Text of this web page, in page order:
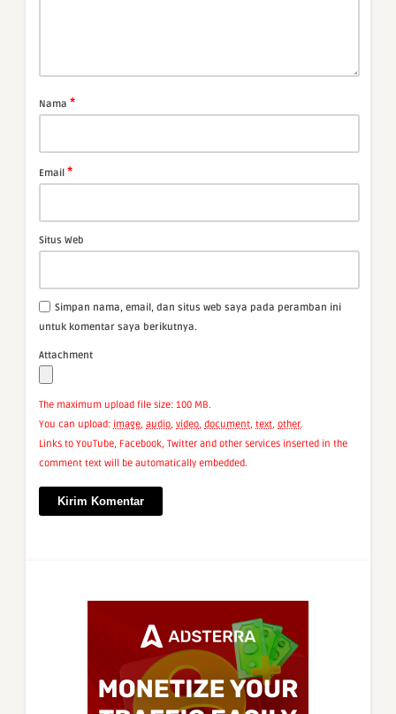
Nama *
Email *
Situs Web
Simpan nama, email, dan situs web saya pada peramban ini
untuk komentar saya berikutnya.
Attachment
The maximum upload file size: 100 MB.
You can upload: image, audio, video, document, text, other.
Links to YouTube, Facebook, Twitter and other services inserted in the
comment text will be automatically embedded.